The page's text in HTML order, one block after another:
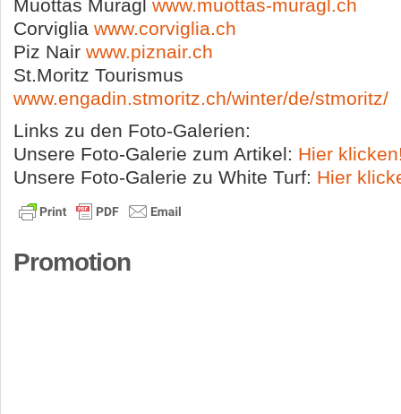
Muottas Muragl www.muottas-muragl.ch
Corviglia www.corviglia.ch
Piz Nair www.piznair.ch
St.Moritz Tourismus
www.engadin.stmoritz.ch/winter/de/stmoritz/
Links zu den Foto-Galerien:
Unsere Foto-Galerie zum Artikel: Hier
Unsere Foto-Galerie zu White Turf: Hier
Promotion